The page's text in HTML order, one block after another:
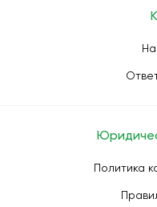
Политика